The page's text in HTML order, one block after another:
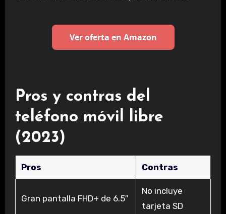
Ver oferta en Amazon
Pros y contras del
teléfono móvil libre
(2023)
Pros Contras
Gran pantalla FHD+ de 6.5″
No incluye
tarjeta SD